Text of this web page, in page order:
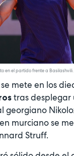
en el partido frente a Basilashvili.
se mete en los
tras desplegar
georgiano
murciano se
Struff.